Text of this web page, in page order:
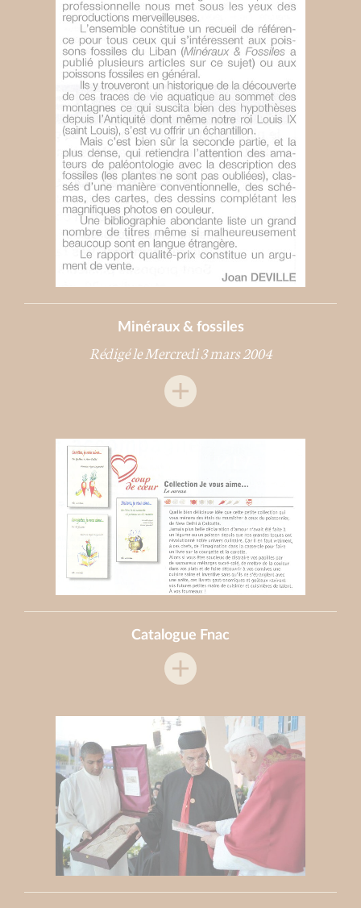
Minéraux & fossiles
Rédigé le Mercredi 3 mars 2004
Catalogue Fnac